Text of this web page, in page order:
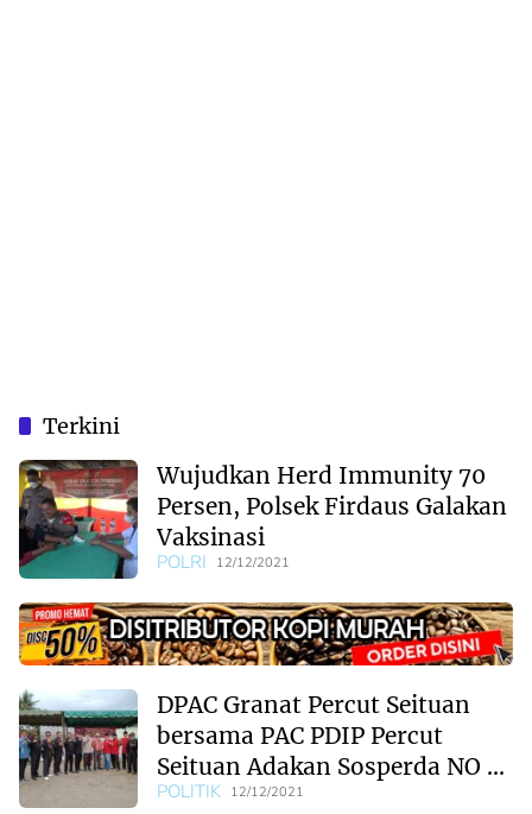
Terkini
Wujudkan Herd Immunity 70
Persen, Polsek Firdaus Galakan
Vaksinasi
POLRI 12/12/2021
DPAC Granat Percut Seituan
bersama PAC PDIP Percut
Seituan Adakan Sosperda NO 1
Tahun 2019
POLITIK 12/12/2021